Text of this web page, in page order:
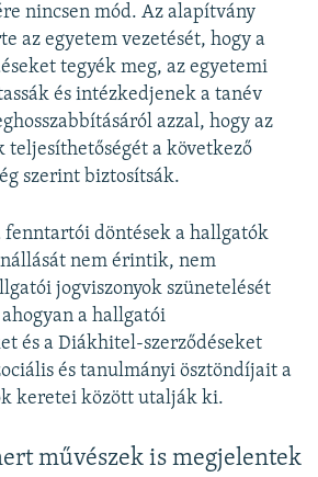
nincsen mód. Az alapítvány
az egyetem vezetését, hogy a
tegyék meg, az egyetemi
és intézkedjenek a tanév
azzal, hogy az
teljesíthetőségét a következő
szerint biztosítsák.
fenntartói döntések a hallgatók
nem érintik, nem
jogviszonyok szünetelését
a hallgatói
és a Diákhitel-szerződéseket
és tanulmányi ösztöndíjait a
keretei között utalják ki.
művészek is megjelentek